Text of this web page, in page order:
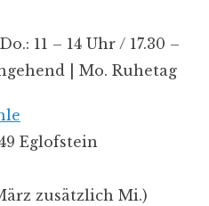
11 – 14 Uhr / 17.30 –
| Mo. Ruhetag
Eglofstein
zusätzlich Mi.)